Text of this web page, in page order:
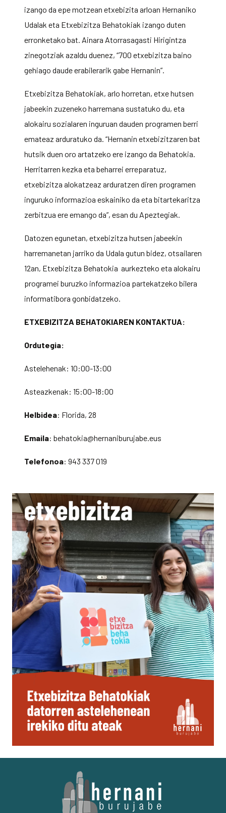
izango da epe motzean etxebizita arloan Hernaniko
Udalak eta Etxebizitza Behatokiak izango duten
erronketako bat. Ainara Atorrasagasti Hirigintza
zinegotziak azaldu duenez, “700 etxebizitza baino
gehiago daude erabilerarik gabe Hernanin”.
Etxebizitza Behatokiak, arlo horretan, etxe hutsen
jabeekin zuzeneko harremana sustatuko du, eta
alokairu sozialaren inguruan dauden programen berri
emateaz arduratuko da. “Hernanin etxebizitzaren bat
hutsik duen oro artatzeko ere izango da Behatokia.
Herritarren kezka eta beharrei erreparatuz,
etxebizitza alokatzeaz arduratzen diren programen
inguruko informazioa eskainiko da eta bitartekaritza
zerbitzua ere emango da”, esan du Apeztegiak.
Datozen egunetan, etxebizitza hutsen jabeekin
harremanetan jarriko da Udala gutun bidez, otsailaren
12an, Etxebizitza Behatokia aurkezteko eta alokairu
programei buruzko informazioa partekatzeko bilera
informatibora gonbidatzeko.
ETXEBIZITZA BEHATOKIAREN KONTAKTUA:
Ordutegia:
Astelehenak: 10:00-13:00
Asteazkenak: 15:00-18:00
Helbidea: Florida, 28
Emaila: behatokia@hernaniburujabe.eus
Telefonoa: 943 337 019